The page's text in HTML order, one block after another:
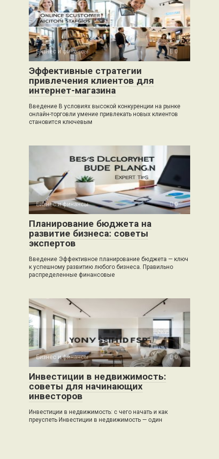
Бизнес и финансы 0
Эффективные стратегии
привлечения клиентов для
интернет-магазина
Введение В условиях высокой конкуренции на рынке
онлайн-торговли умение привлекать новых клиентов
становится ключевым
Бизнес и финансы 0
Планирование бюджета на
развитие бизнеса: советы
экспертов
Введение Эффективное планирование бюджета — ключ
к успешному развитию любого бизнеса. Правильно
распределенные финансовые
Бизнес и финансы 0
Инвестиции в недвижимость:
советы для начинающих
инвесторов
Инвестиции в недвижимость: с чего начать и как
преуспеть Инвестиции в недвижимость — один